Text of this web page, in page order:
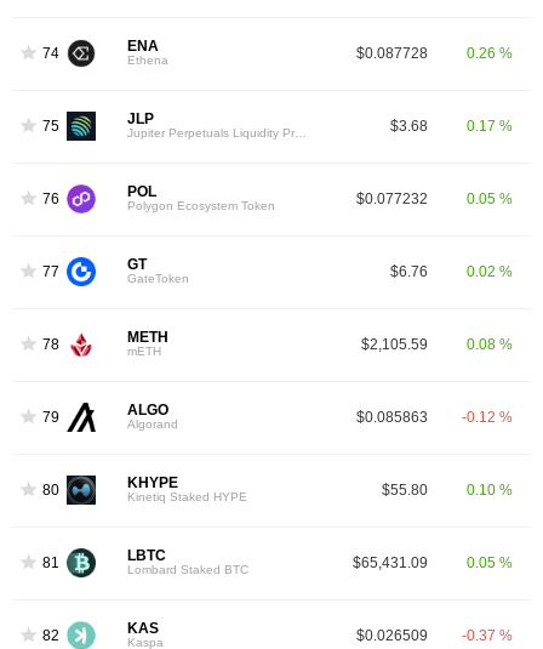
74 ENA
Ethena $0.087728 0.26 %
75 JLP $3.68 0.17 %
76 POL
Polygon Ecosystem Token $0.077232 0.05 %
77 GT
GateToken $6.76 0.02 %
78 METH
mETH $2,105.59 0.08 %
79 ALGO
Algorand $0.085863 -0.12 %
80 KHYPE
Kinetiq Staked HYPE $55.80 0.10 %
81 LBTC
Lombard Staked BTC $65,431.09 0.05 %
82 KAS
Kaspa $0.026509 -0.37 %